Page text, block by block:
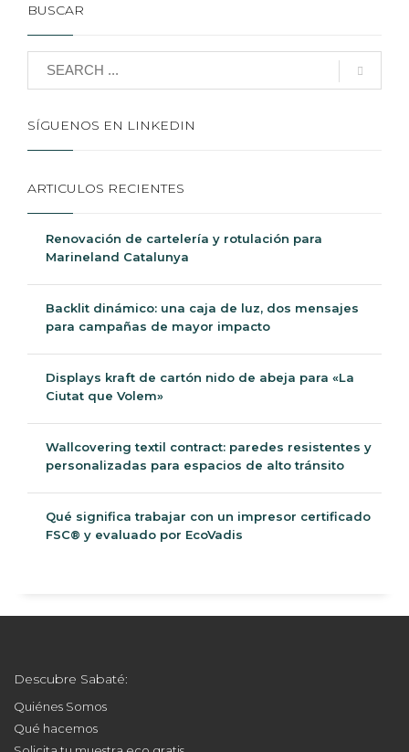
BUSCAR
SÍGUENOS EN LINKEDIN
ARTICULOS RECIENTES
Renovación de cartelería y rotulación para
Marineland Catalunya
Backlit dinámico: una caja de luz, dos mensajes
para campañas de mayor impacto
Displays kraft de cartón nido de abeja para «La
Ciutat que Volem»
Wallcovering textil contract: paredes resistentes y
personalizadas para espacios de alto tránsito
Qué significa trabajar con un impresor certificado
FSC® y evaluado por EcoVadis
Descubre Sabaté:
Quiénes Somos
Qué hacemos